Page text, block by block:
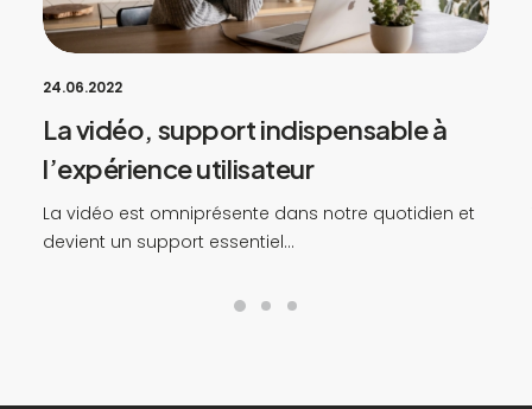
24.06.2022
La vidéo, support indispensable à
l’expérience utilisateur
La vidéo est omniprésente dans notre quotidien et
devient un support essentiel…